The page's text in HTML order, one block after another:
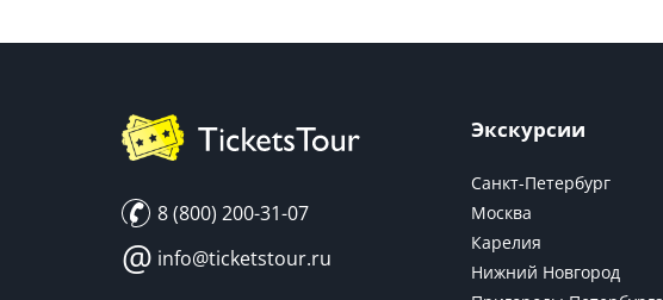
8 (800) 200-31-07
@ info@ticketstour.ru
Экскурсии
Санкт-Петербург
Москва
Карелия
Нижний Новгород